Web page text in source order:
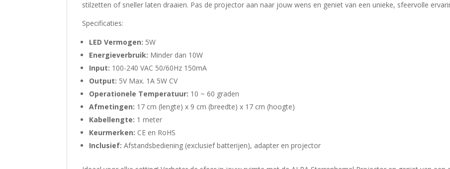
stilzetten of sneller laten draaien. Pas de projector aan naar jouw wens en geniet van een unieke, sfeervolle
Specificaties:
LED Vermogen: 5W
Energieverbruik: Minder dan 10W
Input: 100-240 VAC 50/60Hz 150mA
Output: 5V Max. 1A 5W CV
Operationele Temperatuur: 10 ~ 60 graden
Afmetingen: 17 cm (lengte) x 9 cm (breedte) x 17 cm (hoogte)
Kabellengte: 1 meter
Keurmerken: CE en RoHS
Inclusief: Afstandsbediening (exclusief batterijen), adapter en projector